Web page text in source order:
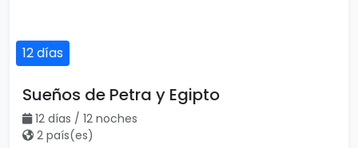
12 días
Sueños de Petra y Egipto
12 días / 12 noches
2 país(es)